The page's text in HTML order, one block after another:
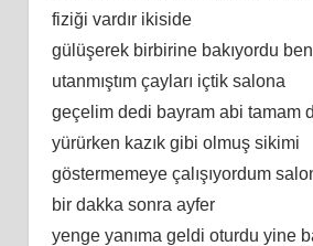
fiziği vardır ikiside
gülüşerek birbirine bakıyordu
utanmıştım çayları içtik salona
geçelim dedi bayram abi tamam
yürürken kazık gibi olmuş sikimi
göstermemeye çalışıyordum
bir dakka sonra ayfer
yenge yanıma geldi oturdu yine